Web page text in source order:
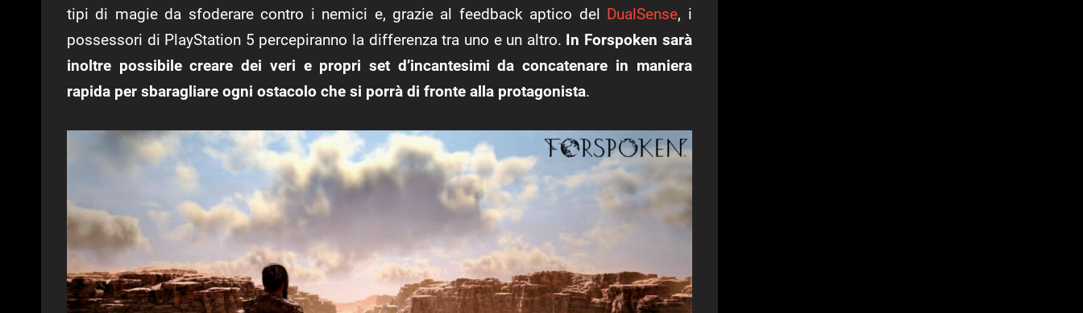
tipi di magie da sfoderare contro i nemici e, grazie al feedback aptico del DualSense, i
possessori di PlayStation 5 percepiranno la differenza tra uno e un altro. In Forspoken sarà
inoltre possibile creare dei veri e propri set d’incantesimi da concatenare in maniera
rapida per sbaragliare ogni ostacolo che si porrà di fronte alla protagonista.